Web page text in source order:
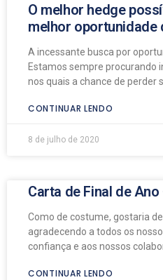
O melhor hedge
melhor oportunidade
A incessante busca por
Estamos sempre procurando
nos quais a chance de perder
CONTINUAR LENDO
8 de julho de 2020
Carta de Final de Ano
Como de costume, gostaria
agradecendo a todos os
confiança e aos nossos
CONTINUAR LENDO